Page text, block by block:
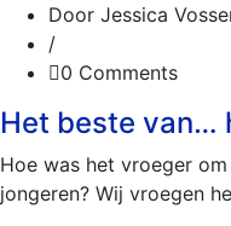
Door Jessica
/
0 Comments
Het beste van…
Hoe was het vroeger
jongeren? Wij vroegen